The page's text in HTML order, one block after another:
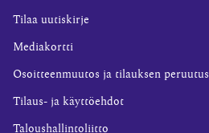
Tilaa uutiskirje
Mediakortti
Osoitteenmuutos ja tilauksen peruutus
Tilaus- ja käyttöehdot
Taloushallintoliitto